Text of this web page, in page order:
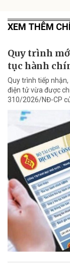
XEM THÊM
Quy trình
tục hành
Quy trình tiếp
điện tử vừa được
310/2026/NĐ-CP